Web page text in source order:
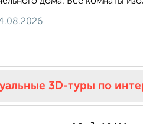
3D-туры по